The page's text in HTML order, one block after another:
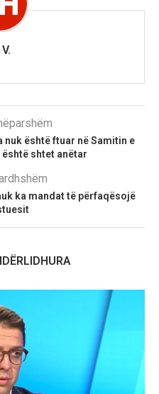
është ftuar në Samitin e
është shtet anëtar
ka mandat të përfaqësojë